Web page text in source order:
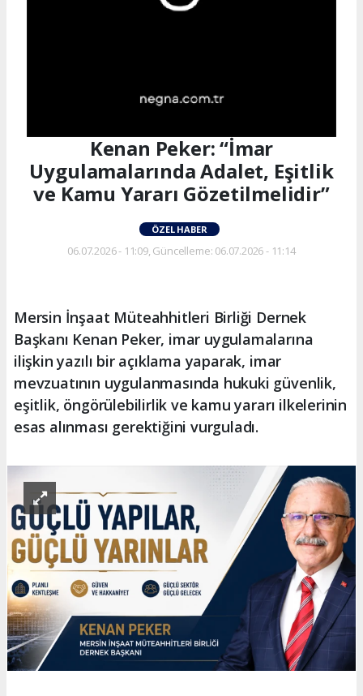
Kenan Peker: “İmar
Uygulamalarında Adalet, Eşitlik
ve Kamu Yararı Gözetilmelidir”
ÖZEL HABER
06.07.2026 - 11:09, Güncelleme: 06.07.2026 - 11:14
Mersin İnşaat Müteahhitleri Birliği Dernek
Başkanı Kenan Peker, imar uygulamalarına
ilişkin yazılı bir açıklama yaparak, imar
mevzuatının uygulanmasında hukuki güvenlik,
eşitlik, öngörülebilirlik ve kamu yararı ilkelerinin
esas alınması gerektiğini vurguladı.